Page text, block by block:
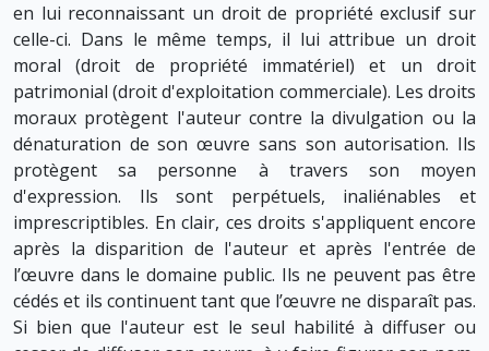
en lui reconnaissant un droit de propriété exclusif sur
celle-ci. Dans le même temps, il lui attribue un droit
moral (droit de propriété immatériel) et un droit
patrimonial (droit d'exploitation commerciale). Les droits
moraux protègent l'auteur contre la divulgation ou la
dénaturation de son œuvre sans son autorisation. Ils
protègent sa personne à travers son moyen
d'expression. Ils sont perpétuels, inaliénables et
imprescriptibles. En clair, ces droits s'appliquent encore
après la disparition de l'auteur et après l'entrée de
l’œuvre dans le domaine public. Ils ne peuvent pas être
cédés et ils continuent tant que l’œuvre ne disparaît pas.
Si bien que l'auteur est le seul habilité à diffuser ou